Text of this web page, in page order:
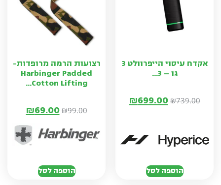
אקדח עיסוי הייפרוולט 3
גו – 3...
₪739.00
₪699.00
הוספה לסל
רצועות הרמה מרופדות-
Harbinger Padded
Cotton Lifting...
₪99.00
₪69.00
הוספה לסל